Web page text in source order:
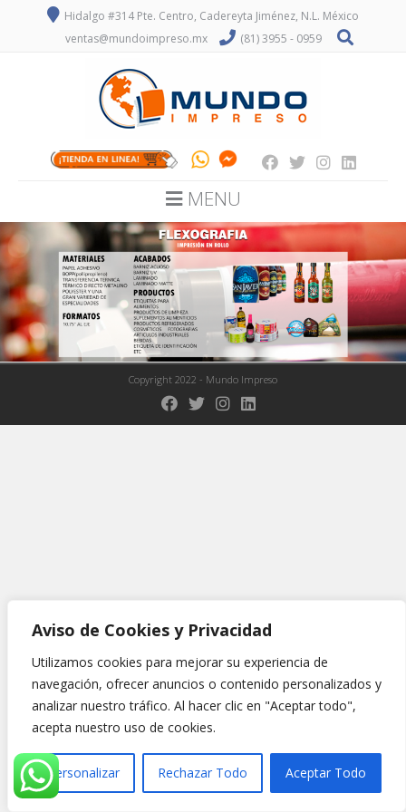
Aviso de Cookies y Privacidad
Utilizamos cookies para mejorar su experiencia de
navegación, ofrecer anuncios o contenido personalizados y
analizar nuestro tráfico. Al hacer clic en "Aceptar todo",
acepta nuestro uso de cookies.
Personalizar Rechazar Todo Aceptar Todo
Hidalgo #314 Pte. Centro, Cadereyta Jiménez, N.L. México
ventas@mundoimpreso.mx
(81) 3955 - 0959
MENU
Copyright 2022 - Mundo Impreso